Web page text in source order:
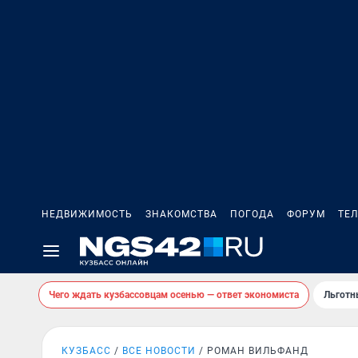
НЕДВИЖИМОСТЬ ЗНАКОМСТВА ПОГОДА ФОРУМ
Чего ждать кузбассовцам осенью — ответ экономиста
КУЗБАСС ВСЕ НОВОСТИ РОМАН ВИЛЬФАНД